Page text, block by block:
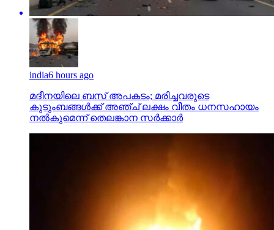
india6 hours ago
മദീനയിലെ ബസ് അപകടം; മരിച്ചവരുടെ
കുടുംബങ്ങള്‍ക്ക് അഞ്ച് ലക്ഷം വീതം ധനസഹായം
നല്‍കുമെന്ന് തെലങ്കാന സര്‍ക്കാര്‍